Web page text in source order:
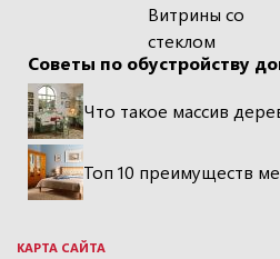
Витрины со
стеклом
Советы по обустройству
Что такое массив
Топ 10 преимуществ
КАРТА САЙТА